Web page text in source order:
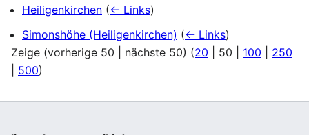
Heiligenkirchen (← Links)
Simonshöhe (Heiligenkirchen) (← Links)
Zeige (vorherige 50 nächste 50) (20 50 100
250
500)